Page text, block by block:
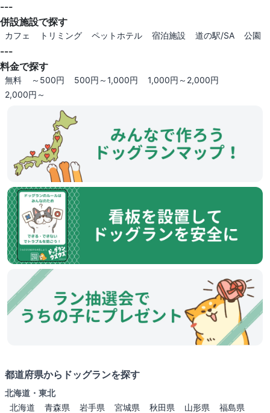
---
併設施設で探す
カフェ トリミング ペットホテル 宿泊施設 道の駅/SA 公園
---
料金で探す
無料 ～500円 500円～1,000円
1,000円～2,000円
2,000円～
都道府県からドッグランを探す
北海道・東北
北海道
青森県 岩手県 宮城県 秋田県 山形県
福島県